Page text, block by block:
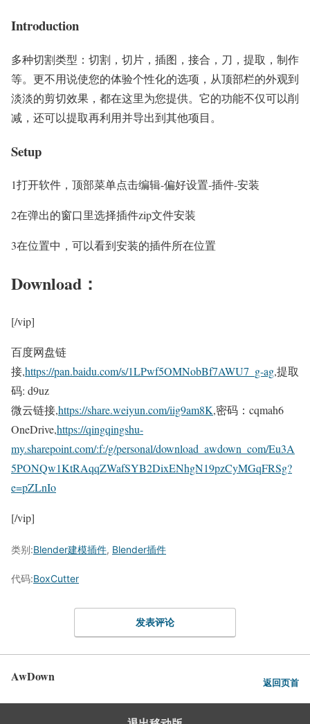
Introduction
多种切割类型：切割，切片，插图，接合，刀，提取，制作
等。更不用说使您的体验个性化的选项，从顶部栏的外观到
淡淡的剪切效果，都在这里为您提供。它的功能不仅可以削
减，还可以提取再利用并导出到其他项目。
Setup
1打开软件，顶部菜单点击编辑-偏好设置-插件-安装
2在弹出的窗口里选择插件zip文件安装
3在位置中，可以看到安装的插件所在位置
Download：
[/vip]
百度网盘链
接,https://pan.baidu.com/s/1LPwf5OMNobBf7AWU7_g-ag,提取
码: d9uz
微云链接,https://share.weiyun.com/iig9am8K,密码：cqmah6
OneDrive,https://qingqingshu-
my.sharepoint.com/:f:/g/personal/download_awdown_com/Eu3A
5PONQw1KtRAqqZWafSYB2DixENhgN19pzCyMGqFRSg?
e=pZLnIo
[/vip]
类别:Blender建模插件, Blender插件
代码:BoxCutter
发表评论
AwDown 返回页首